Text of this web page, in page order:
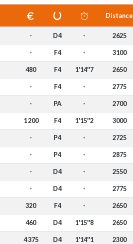
Distance
- D4 - 2625
- F4 - 3100
480 F4 1'14''7 2650
- F4 - 2775
- PA - 2700
1 200 F4 1'15''2 3000
- P4 - 2725
- P4 - 2875
- D4 - 2550
- D4 - 2775
320 F4 - 2650
460 D4 1'15''8 2650
4 375 D4 1'14''1 2300